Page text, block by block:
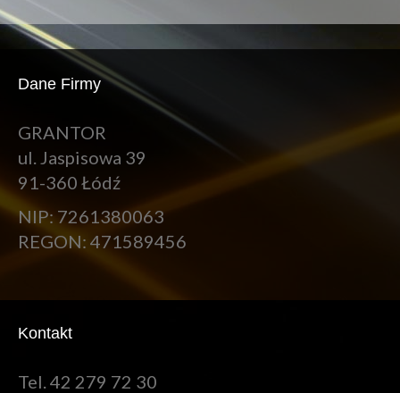
Dane Firmy
GRANTOR
ul. Jaspisowa 39
91-360 Łódź
NIP: 7261380063
REGON: 471589456
Kontakt
Tel. 42 279 72 30